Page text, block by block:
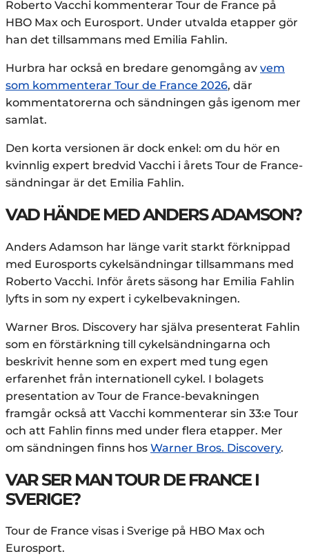
Roberto Vacchi kommenterar Tour de France på
HBO Max och Eurosport. Under utvalda etapper gör
han det tillsammans med Emilia Fahlin.
Hurbra har också en bredare genomgång av vem
som kommenterar Tour de France 2026, där
kommentatorerna och sändningen gås igenom mer
samlat.
Den korta versionen är dock enkel: om du hör en
kvinnlig expert bredvid Vacchi i årets Tour de France-
sändningar är det Emilia Fahlin.
VAD HÄNDE MED ANDERS ADAMSON?
Anders Adamson har länge varit starkt förknippad
med Eurosports cykelsändningar tillsammans med
Roberto Vacchi. Inför årets säsong har Emilia Fahlin
lyfts in som ny expert i cykelbevakningen.
Warner Bros. Discovery har själva presenterat Fahlin
som en förstärkning till cykelsändningarna och
beskrivit henne som en expert med tung egen
erfarenhet från internationell cykel. I bolagets
presentation av Tour de France-bevakningen
framgår också att Vacchi kommenterar sin 33:e Tour
och att Fahlin finns med under flera etapper. Mer
om sändningen finns hos Warner Bros. Discovery.
VAR SER MAN TOUR DE FRANCE I
SVERIGE?
Tour de France visas i Sverige på HBO Max och
Eurosport.